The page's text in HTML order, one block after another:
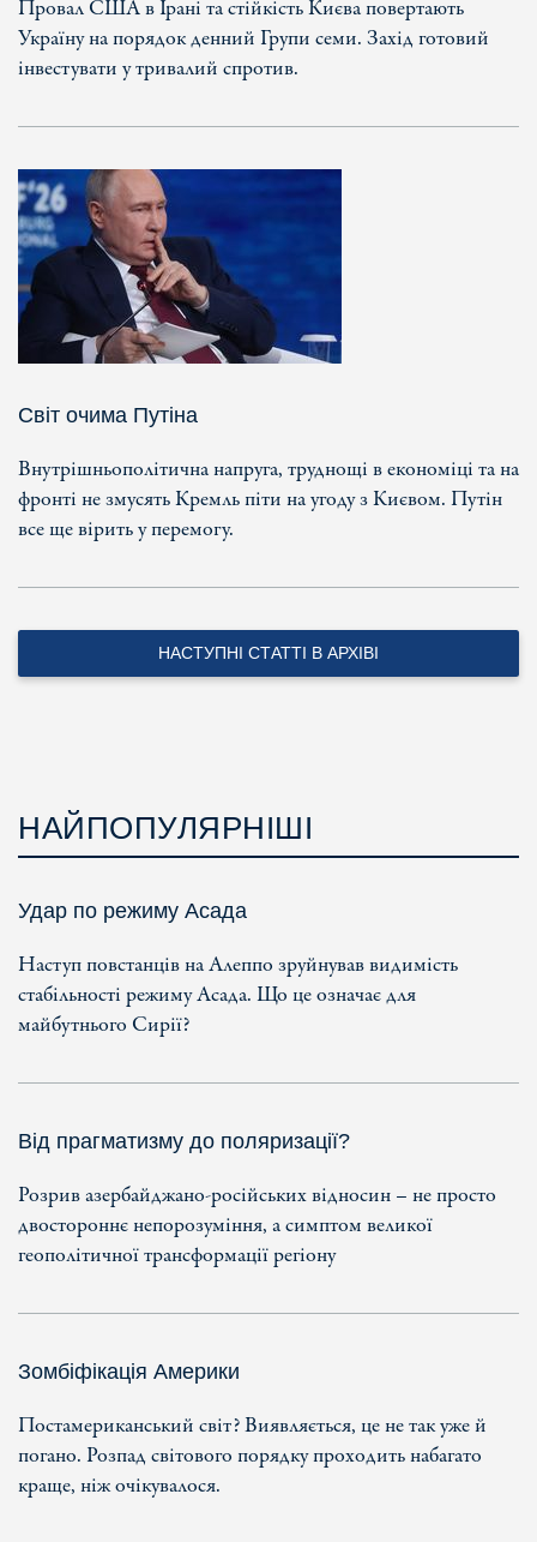
Провал США в Ірані та стійкість Києва повертають
Україну на порядок денний Групи семи. Захід готовий
інвестувати у тривалий спротив.
Світ очима Путіна
Внутрішньополітична напруга, труднощі в економіці та на
фронті не змусять Кремль піти на угоду з Києвом. Путін
все ще вірить у перемогу.
НАСТУПНІ СТАТТІ В АРХІВІ
НАЙПОПУЛЯРНІШІ
Удар по режиму Асада
Наступ повстанців на Алеппо зруйнував видимість
стабільності режиму Асада. Що це означає для
майбутнього Сирії?
Від прагматизму до поляризації?
Розрив азербайджано-російських відносин – не просто
двостороннє непорозуміння, а симптом великої
геополітичної трансформації регіону
Зомбіфікація Америки
Постамериканський світ? Виявляється, це не так уже й
погано. Розпад світового порядку проходить набагато
краще, ніж очікувалося.